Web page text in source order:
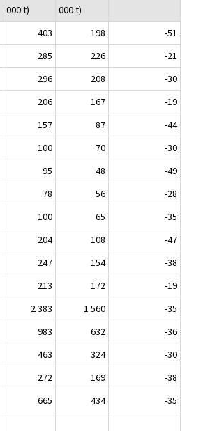
000 t)
000 t)
403 198
-51
285 226
-21
296 208
-30
206 167
-19
157 87
-44
100 70
-30
95 48
-49
78 56
-28
100 65
-35
204 108
-47
247 154
-38
213 172
-19
2 383 1 560
-35
983 632
-36
463 324
-30
272 169
-38
665 434
-35